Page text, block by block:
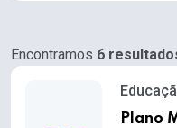
Encontramos 6
Plano